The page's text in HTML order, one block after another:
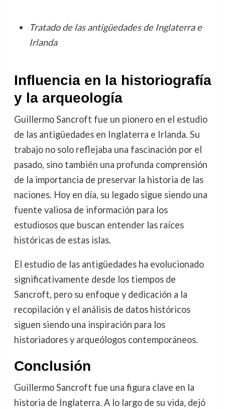
Tratado de las antigüedades de Inglaterra e
Irlanda
Influencia en la historiografía
y la arqueología
Guillermo Sancroft fue un pionero en el estudio
de las antigüedades en Inglaterra e Irlanda. Su
trabajo no solo reflejaba una fascinación por el
pasado, sino también una profunda comprensión
de la importancia de preservar la historia de las
naciones. Hoy en día, su legado sigue siendo una
fuente valiosa de información para los
estudiosos que buscan entender las raíces
históricas de estas islas.
El estudio de las antigüedades ha evolucionado
significativamente desde los tiempos de
Sancroft, pero su enfoque y dedicación a la
recopilación y el análisis de datos históricos
siguen siendo una inspiración para los
historiadores y arqueólogos contemporáneos.
Conclusión
Guillermo Sancroft fue una figura clave en la
historia de Inglaterra. A lo largo de su vida, dejó